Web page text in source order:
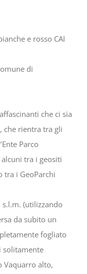
e rosso CAI
di
che ci sia
che rientra tra gli
Parco
tra i geositi
tra i GeoParchi
(utilizzando
da subito un
fogliato
solitamente
Vaquarro alto,